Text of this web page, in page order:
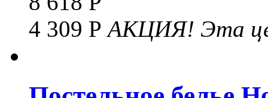
4 309 РАКЦИЯ! Эта